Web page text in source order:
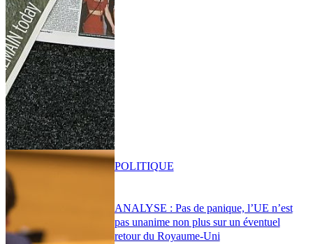
ANALYSE : Pas de panique, l’UE n’est
pas unanime non plus sur un éventuel
retour du Royaume-Uni
POLITIQUE